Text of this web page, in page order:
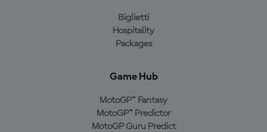
Biglietti
Hospitality
Packages
Game Hub
MotoGP™ Fantasy
MotoGP™ Predictor
MotoGP Guru Predict